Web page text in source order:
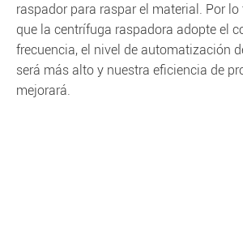
raspador para raspar el material. Por lo
que la centrífuga raspadora adopte el
frecuencia, el nivel de automatización
será más alto y nuestra eficiencia de
mejorará.